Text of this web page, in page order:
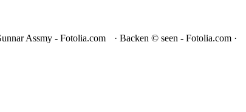
Assmy - Fotolia.com · Backen © seen - Fotolia.com ·